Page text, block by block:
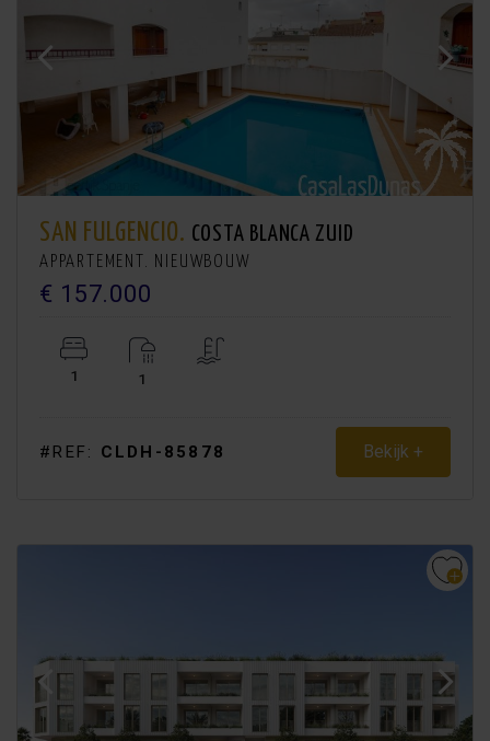
SAN FULGENCIO. COSTA BLANCA ZUID
APPARTEMENT. NIEUWBOUW
€ 157.000
1 1
#REF: CLDH-85878 Bekijk +